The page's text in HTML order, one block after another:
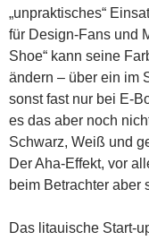
„unpraktisches“
für Design-Fans und
Shoe“ kann seine
ändern – über ein im
sonst fast nur bei E-
es das aber noch
Schwarz, Weiß und
Der Aha-Effekt, vor
beim Betrachter aber
Das litauische Start-